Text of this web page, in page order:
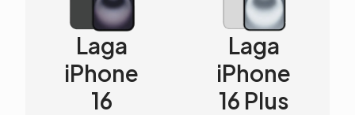
Laga
iPhone
16
Laga
iPhone
16 Plus